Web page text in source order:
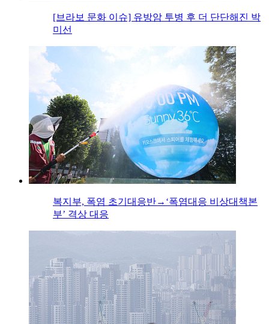
[브라보 문화 이슈] 유방암 투병 후 더 단단해진 박
미선
복지부, 폭염 초기대응반→‘폭염대응 비상대책본
부’ 격상 대응